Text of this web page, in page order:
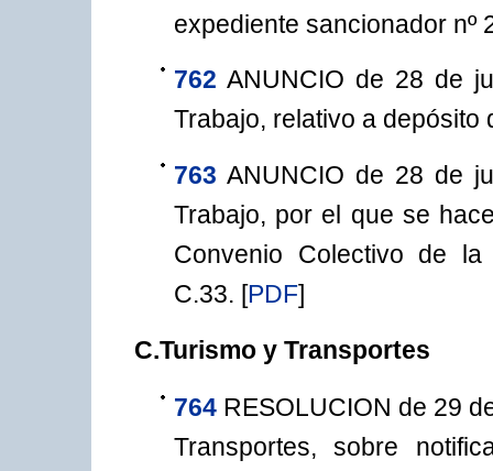
expediente sancionador nº
762 ANUNCIO de 28 de
Trabajo, relativo a depósito
763 ANUNCIO de 28 de
Trabajo, por el que se
Convenio Colectivo de la
C.33. [PDF]
C.Turismo y Transportes
764 RESOLUCION de 29
Transportes, sobre